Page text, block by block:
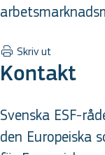
Skriv ut
Kontakt
Svenska ESF-
den Europeiska